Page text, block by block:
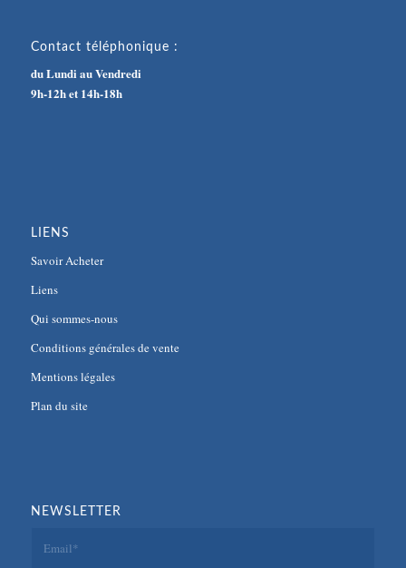
Contact téléphonique :
du Lundi au Vendredi
9h-12h et 14h-18h
LIENS
Savoir Acheter
Liens
Qui sommes-nous
Conditions générales de vente
Mentions légales
Plan du site
NEWSLETTER